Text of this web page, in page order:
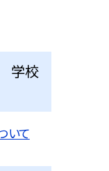
学校
いて